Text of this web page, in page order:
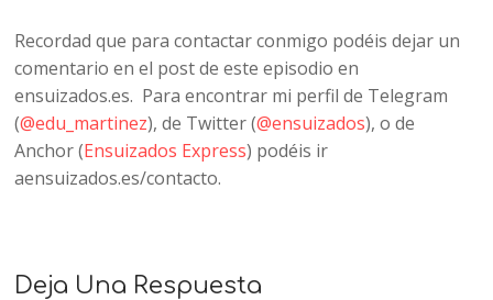
Recordad que para contactar conmigo podéis dejar un
comentario en el post de este episodio en
ensuizados.es. Para encontrar mi perfil de Telegram
(@edu_martinez), de Twitter (@ensuizados), o de
Anchor (Ensuizados Express) podéis ir
aensuizados.es/contacto.
Deja Una Respuesta